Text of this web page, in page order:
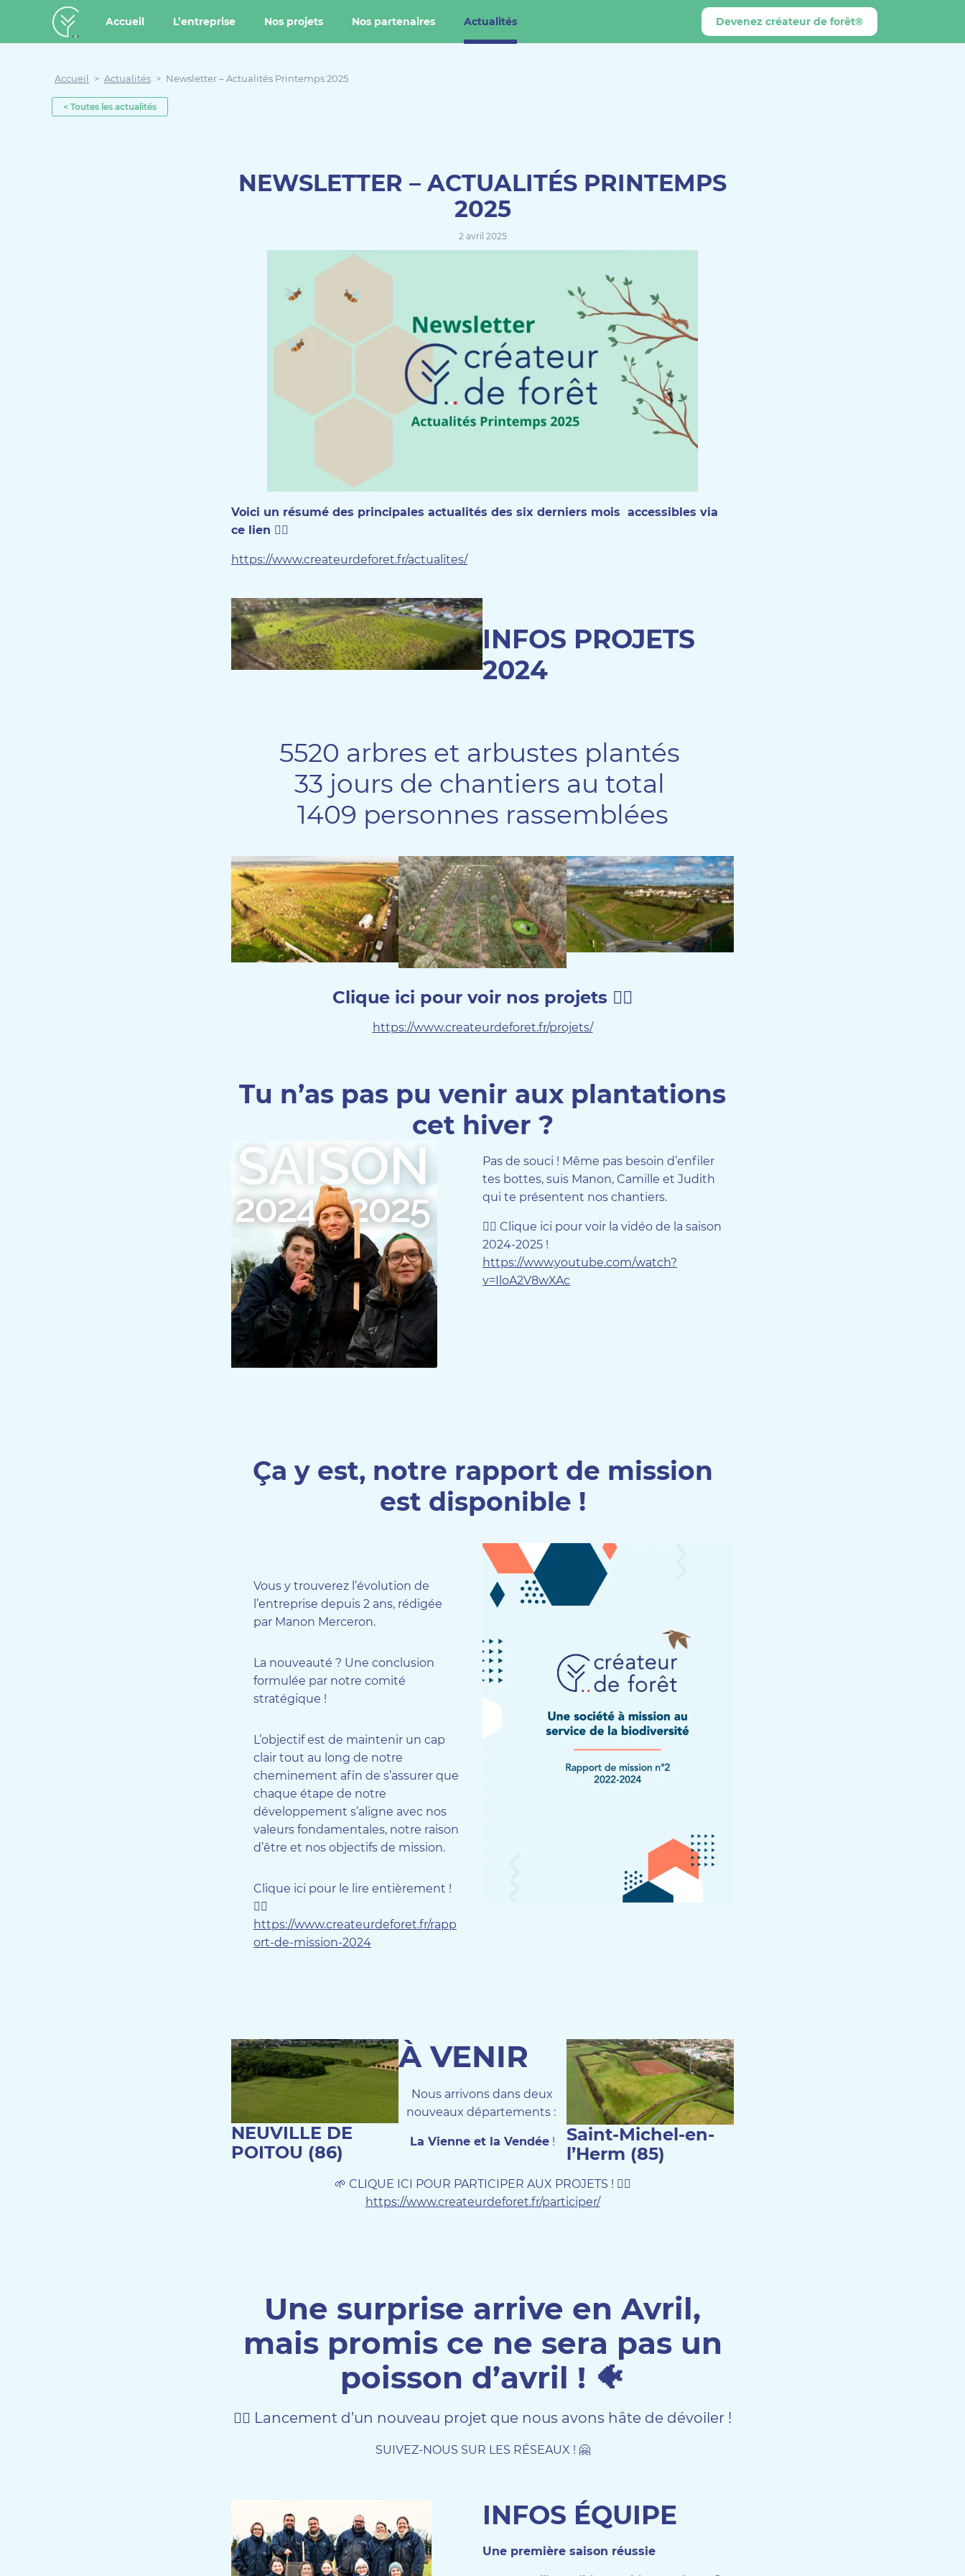
Créateur de forêt
Accueil L’entreprise Nos projets Nos partenaires Actualités Devenez créateur de forêt®
Accueil > Actualités > Newsletter – Actualités Printemps 2025
< Toutes les actualités
NEWSLETTER – ACTUALITÉS PRINTEMPS
2025
2 avril 2025
Voici un résumé des principales actualités des six derniers mois accessibles via
ce lien 👇🏻
https://www.createurdeforet.fr/actualites/
INFOS PROJETS
2024
5520 arbres et arbustes plantés
33 jours de chantiers au total
1409 personnes rassemblées
Clique ici pour voir nos projets 👇🏻
https://www.createurdeforet.fr/projets/
Tu n’as pas pu venir aux plantations
cet hiver ?
Pas de souci ! Même pas besoin d’enfiler
tes bottes, suis Manon, Camille et Judith
qui te présentent nos chantiers.
👉🏻 Clique ici pour voir la vidéo de la saison
2024-2025 !
https://www.youtube.com/watch?
v=IloA2V8wXAc
Ça y est, notre rapport de mission
est disponible !
Vous y trouverez l’évolution de
l’entreprise depuis 2 ans, rédigée
par Manon Merceron.
La nouveauté ? Une conclusion
formulée par notre comité
stratégique !
L’objectif est de maintenir un cap
clair tout au long de notre
cheminement afin de s’assurer que
chaque étape de notre
développement s’aligne avec nos
valeurs fondamentales, notre raison
d’être et nos objectifs de mission.
Clique ici pour le lire entièrement !
👉🏻
https://www.createurdeforet.fr/rapp
ort-de-mission-2024
NEUVILLE DE
POITOU (86)
À VENIR
Nous arrivons dans deux
nouveaux départements :
La Vienne et la Vendée!
Saint-Michel-en-
l’Herm (85)
🌱 CLIQUE ICI POUR PARTICIPER AUX PROJETS ! 👉🏻
https://www.createurdeforet.fr/participer/
Une surprise arrive en Avril,
mais promis ce ne sera pas un
poisson d’avril ! 🐠
👉🏻 Lancement d’un nouveau projet que nous avons hâte de dévoiler !
SUIVEZ-NOUS SUR LES RÉSEAUX ! 🤗
INFOS ÉQUIPE
Une première saison réussie